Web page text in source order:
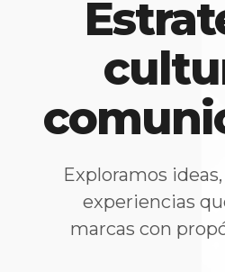
Exploramos
experiencias
marcas con